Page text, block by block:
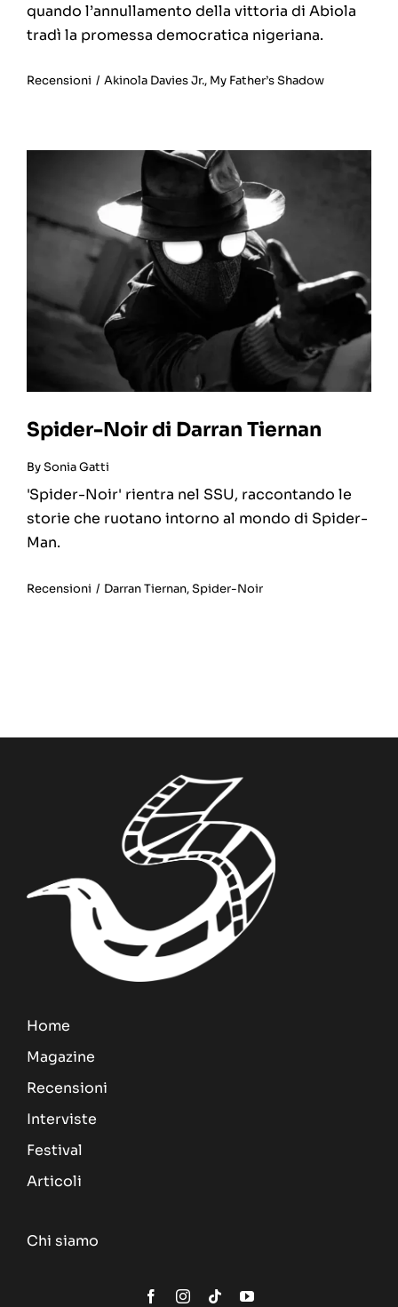
quando l’annullamento della vittoria di Abiola
tradì la promessa democratica nigeriana.
Recensioni / Akinola Davies Jr., My Father’s Shadow
Spider-Noir di Darran Tiernan
BySonia Gatti
'Spider-Noir' rientra nel SSU, raccontando le
storie che ruotano intorno al mondo di Spider-
Man.
Recensioni / Darran Tiernan,Spider-Noir
Home
Magazine
Recensioni
Interviste
Festival
Articoli
Chi siamo